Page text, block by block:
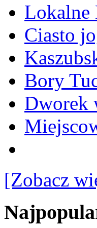
Lokalne
Ciasto
Bory
Dworek
[Zobacz